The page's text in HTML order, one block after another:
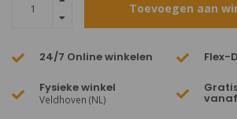
Toevoegen aan
24/7 Online winkelen Flex-
Fysieke winkel
Veldhoven (NL)